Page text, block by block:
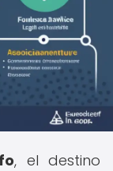
, el destino